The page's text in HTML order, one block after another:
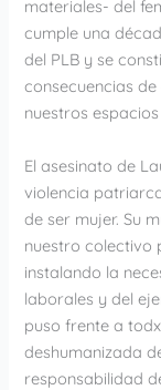
materiales- del
cumple una
del PLB y se
consecuencias
nuestros
El asesinato de
violencia
de ser mujer. Su
nuestro colectivo
instalando la
laborales y del
puso frente a
deshumanizada
responsabilidad